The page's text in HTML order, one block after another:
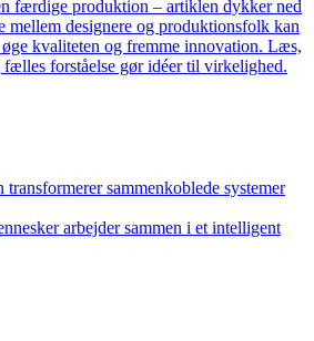
færdige produktion – artiklen dykker ned
mellem designere og produktionsfolk kan
kvaliteten og fremme innovation. Læs,
forståelse gør idéer til virkelighed.
sammenkoblede systemer
arbejder sammen i et intelligent